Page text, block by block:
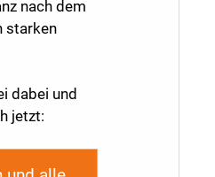
nach dem
starken
dabei und
jetzt: